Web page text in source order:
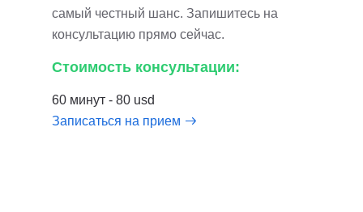
самый честный шанс. Запишитесь на
консультацию прямо сейчас.
Стоимость консультации:
60 минут - 80 usd
Записаться на прием